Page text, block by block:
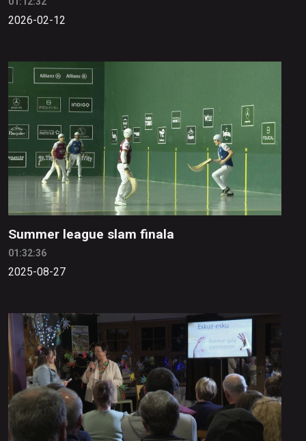
2026-02-12
Summer league slam finala
01:32:36
2025-08-27